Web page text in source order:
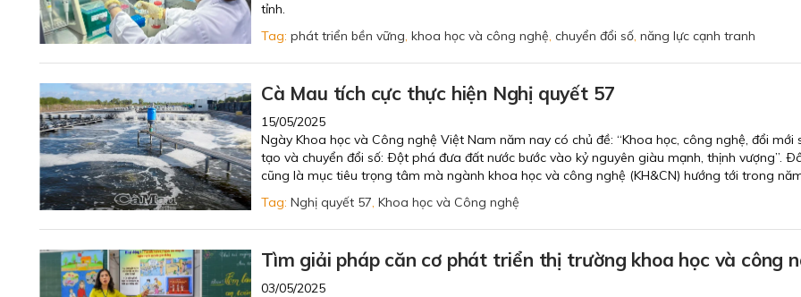
tỉnh.
Tag: phát triển bền vững, khoa học và công nghệ, chuyển đổi số, năng lực cạnh tranh
Cà Mau tích cực thực hiện Nghị quyết 57
15/05/2025
Ngày Khoa học và Công nghệ Việt Nam năm nay có chủ đề: “Khoa học, công nghệ, đổi mới
tạo và chuyển đổi số: Ðột phá đưa đất nước bước vào kỷ nguyên giàu mạnh, thịnh vượng”.
cũng là mục tiêu trọng tâm mà ngành khoa học và công nghệ (KH&CN) hướng tới trong
Tag: Nghị quyết 57, Khoa học và Công nghệ
Tìm giải pháp căn cơ phát triển thị trường khoa học và công
03/05/2025